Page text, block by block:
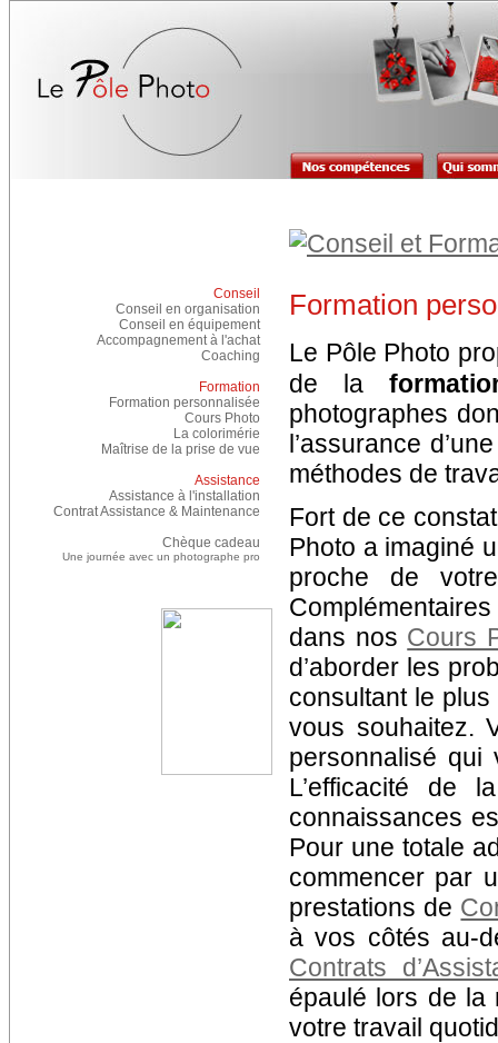
Conseil
Conseil en organisation
Conseil en équipement
Accompagnement à l'achat
Coaching
Formation
Formation personnalisée
Cours Photo
La colorimérie
Maîtrise de la prise de vue
Assistance
Assistance à l'installation
Contrat Assistance & Maintenance
Chèque cadeau
Une journée avec un photographe pro
Formation
Le Pôle Photo
de la
photographes
l’assurance
méthodes de
Fort de ce
Photo a imaginé
proche de
dans nos Cours
d’aborder les
consultant le
vous souhaitez.
personnalisé
L’efficacité de
connaissances
Pour une totale
commencer par
prestations de
à vos côtés au-
Contrats
épaulé lors de la
votre travail